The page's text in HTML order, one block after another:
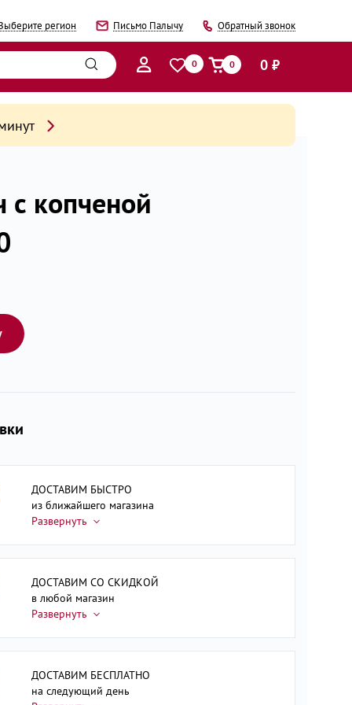
регион Письмо Палычу Обратный звонок
0 0 0 ₽
с копченой
ДОСТАВИМ БЫСТРО
из ближайшего магазина
ДОСТАВИМ СО СКИДКОЙ
в любой магазин
ДОСТАВИМ БЕСПЛАТНО
на следующий день